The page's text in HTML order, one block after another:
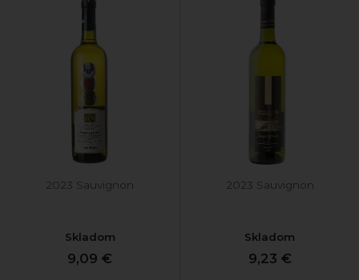
2023 Sauvignon
Skladom
9,09 €
2023 Sauvignon
Skladom
9,23 €